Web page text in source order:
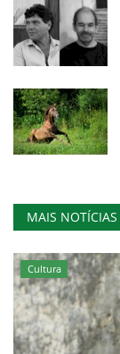
MAIS NOTÍCIAS
Cultura